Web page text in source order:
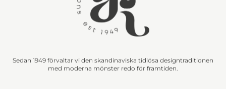
Sedan 1949 förvaltar vi den skandinaviska tidlösa designtraditionen
med moderna mönster redo för framtiden.